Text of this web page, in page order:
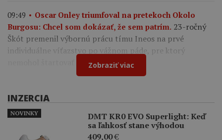
09:49
Oscar Onley triumfoval na pretekoch Okolo
Burgosu: Chcel som dokázať, že sem patrím. 23-ročný
Škót premenil výbornú prácu tímu Ineos na prvé
individuálne víťazstvo po vážnom páde, pre ktorý
nemohol štartovať na Tour de France.
Zobraziť viac
INZERCIA
DMT KR0 EVO Superlight: Keď
sa ľahkosť stane výhodou
409,00€
NOVINKY